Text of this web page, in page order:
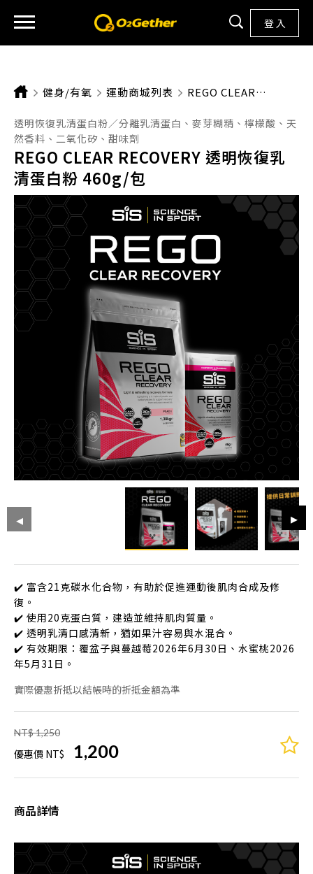
登 入
健身/有氧 運動商城列表 CURRENT: REGO CLEAR RECOVERY 透明恢復乳清蛋白粉 460G/包
透明恢復乳清蛋白粉／分離乳清蛋白、麥芽糊精、檸檬酸、天
然香料、二氧化矽、甜味劑
REGO CLEAR RECOVERY 透明恢復乳
清蛋白粉 460g/包
✔️ 富含21克碳水化合物，有助於促進運動後肌肉合成及修
復。
✔️ 使用20克蛋白質，建造並維持肌肉質量。
✔️ 透明乳清口感清新，猶如果汁容易與水混合。
✔️ 有效期限：覆盆子與蔓越莓2026年6月30日、水蜜桃2026
年5月31日。
實際優惠折抵以結帳時的折抵金額為準
NT$ 1,250
優惠價 NT$ 1,200
商品詳情